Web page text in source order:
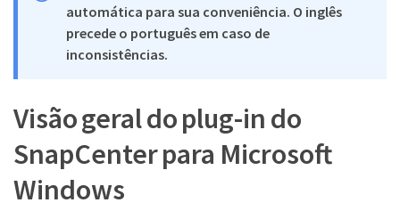
automática para sua conveniência. O inglês
precede o português em caso de
inconsistências.
Visão geral do plug-in do
SnapCenter para Microsoft
Windows